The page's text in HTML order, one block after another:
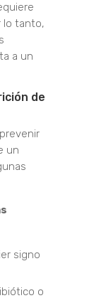
lo tanto,
a un
de
un
signo
o